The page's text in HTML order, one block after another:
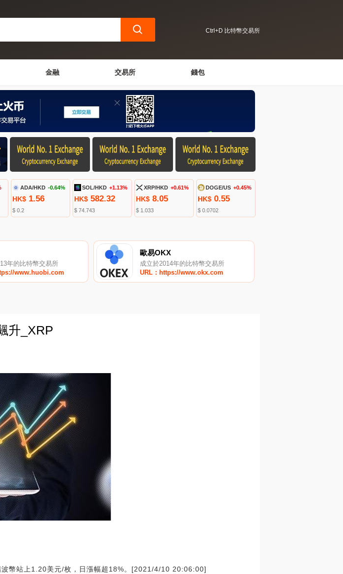
Ctrl+D 比特幣交易所
金融 交易所 錢包
ADA/HKD -0.64%
HK$1.56
$ 0.2
SOL/HKD +1.13%
HK$ 582.32
$ 74.743
XRP/HKD +0.61%
HK$ 8.05
$ 1.033
DOGE/US +0.45%
HK$ 0.55
$ 0.0702
年的比特幣交易所
www.huobi.com
歐易OKX
成立於2014年的比特幣交易所
URL：https://www.okx.com
升_XRP
幣站上1.20美元/枚，日漲幅超18%。[2021/4/10 20:06:00]